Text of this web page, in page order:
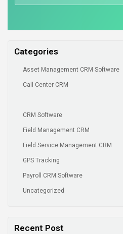
Categories
Asset Management CRM Software
Call Center CRM
CRM Software
Field Management CRM
Field Service Management CRM
GPS Tracking
Payroll CRM Software
Uncategorized
Recent Post